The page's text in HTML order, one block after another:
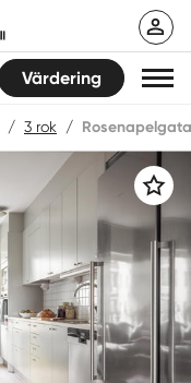
Värdering
/ 3 rok /
Spara